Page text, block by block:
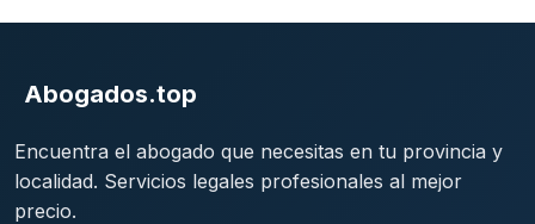
Abogados.top
Encuentra el abogado que necesitas en tu provincia y
localidad. Servicios legales profesionales al mejor
precio.